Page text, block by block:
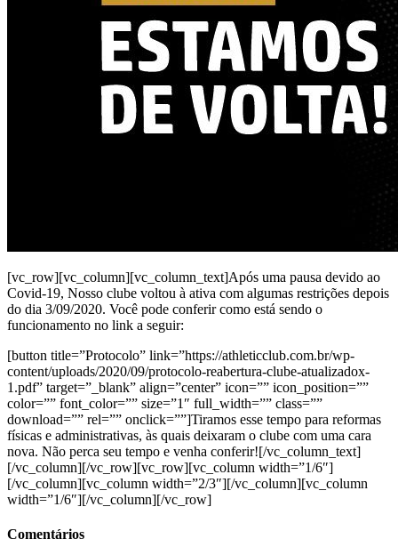
[vc_row][vc_column][vc_column_text]Após uma pausa devido ao
Covid-19, Nosso clube voltou à ativa com algumas restrições depois
do dia 3/09/2020. Você pode conferir como está sendo o
funcionamento no link a seguir:
[button title=”Protocolo” link=”https://athleticclub.com.br/wp-
content/uploads/2020/09/protocolo-reabertura-clube-atualizadox-
1.pdf” target=”_blank” align=”center” icon=”” icon_position=””
color=”” font_color=”” size=”1″ full_width=”” class=””
download=”” rel=”” onclick=””]Tiramos esse tempo para reformas
físicas e administrativas, às quais deixaram o clube com uma cara
nova. Não perca seu tempo e venha conferir![/vc_column_text]
[/vc_column][/vc_row][vc_row][vc_column width=”1/6″]
[/vc_column][vc_column width=”2/3″][/vc_column][vc_column
width=”1/6″][/vc_column][/vc_row]
Comentários